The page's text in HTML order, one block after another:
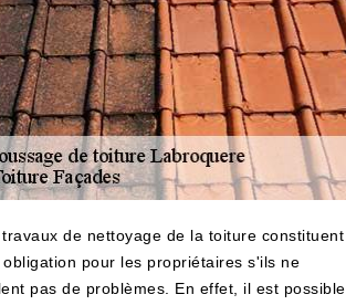
travaux de nettoyage de la toiture constituent
obligation pour les propriétaires s'ils ne
pas de problèmes. En effet, il est possible